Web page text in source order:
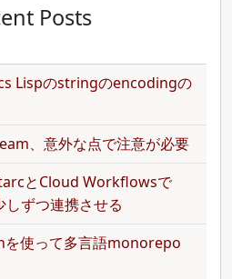
Posts
Lispのstringのencodingの
、意外な点で注意が必要
とCloud Workflowsで
ずつ連携させる
使って多言語monorepo